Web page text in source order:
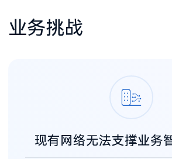
业务挑战
现有网络无法支撑业务